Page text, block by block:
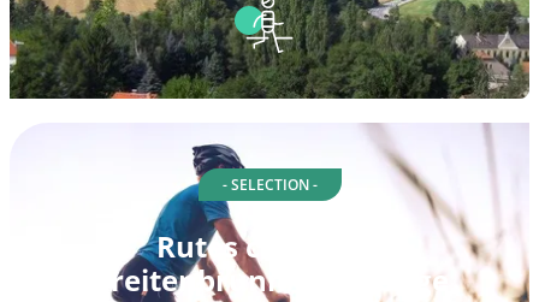
- SELECTION -
Rutes ciclistes a
Breitenbrunn/Erzgebirge